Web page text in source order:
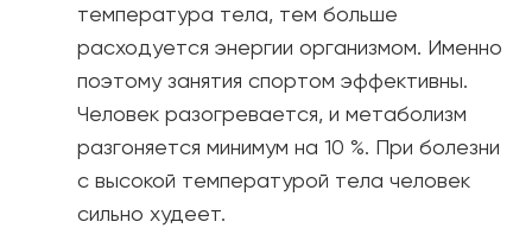
температура тела, тем больше
расходуется энергии организмом. Именно
поэтому занятия спортом эффективны.
Человек разогревается, и метаболизм
разгоняется минимум на 10 %. При болезни
с высокой температурой тела человек
сильно худеет.